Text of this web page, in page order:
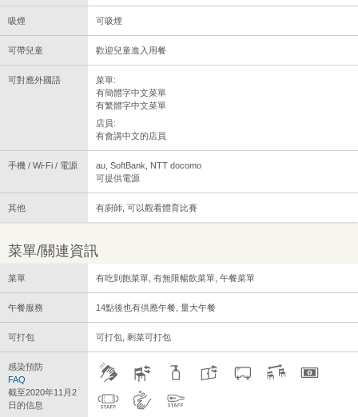
吸煙 可吸煙
可帶兒童 歡迎兒童進入用餐
可對應外國語
菜單:
有簡體字中文菜單
有繁體字中文菜單
店員:
有會講中文的店員
手機 / Wi-Fi / 電源
au, SoftBank, NTT docomo
可提供電源
其他 有廚師, 可以觀看體育比賽
菜單/關連資訊
菜單 有吃到飽菜單, 有無限暢飲菜單, 午餐菜單
午餐服務 14點後也有供應午餐, 量大午餐
可打包 可打包, 剩菜可打包
感染預防
FAQ
截至2020年11月2
日的信息